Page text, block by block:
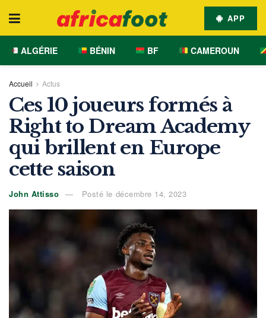
APP
ALGÉRIE BÉNIN BF CAMEROUN
Accueil Actus
Ces 10 joueurs formés à
Right to Dream Academy
qui brillent en Europe
cette saison
John Attisso Posté le décembre 14, 2023